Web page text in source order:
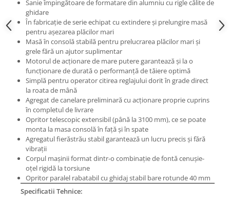
Masini electrice de filetat
Exhaustor pentru aschii metal
Masini de gaurit cu talpa
magnetica
Instalatii de spalare a pieselor
Lame de ferastrau cu varf din
carbura
Lame de ferăstrău cu acoperire
TiN
Panze de taiere cu banda verticala
Panze de taiere metal pentru
ferastraie
Roti de lustruit
Standuri pentru ferăstraie cu
bandă
Standuri pentru mașini de găurit și
frezat
Standuri pentru mașini de șlefuit
Standuri pentru strunguri metal
Sanie împingătoare de formatare din alumniu cu rigle călite de
ghidare
În fabricaţie de serie echipat cu extindere şi prelungire masă
pentru aşezarea plăcilor mari
Masă în consolă stabilă pentru prelucrarea plăcilor mari şi
grele fără un ajutor suplimentar
Motorul de acţionare de mare putere garantează şi la o
funcţionare de durată o performanţă de tăiere optimă
Simplă pentru operator citirea reglajului dorit în grade direct
la roata de mână
Agregat de canelare preliminară cu acţionare proprie cuprins
în completul de livrare
Opritor telescopic extensibil (până la 3100 mm), ce se poate
monta la masa consolă în faţă şi în spate
Agregatul fierăstrău stabil garantează un lucru precis şi fără
vibraţii
Corpul maşinii format dintr-o combinaţie de fontă cenuşie-
oţel rigidă la torsiune
Opritor paralel rabatabil cu ghidaj stabil bare rotunde 40 mm
Specificatii Tehnice: